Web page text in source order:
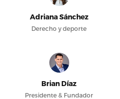
Adriana Sánchez
Derecho y deporte
Brian Díaz
Presidente & Fundador